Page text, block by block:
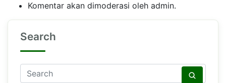
Komentar akan dimoderasi oleh admin.
Search